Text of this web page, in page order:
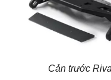
Cản trước